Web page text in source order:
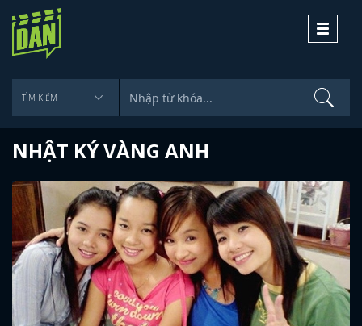
Toggle
NHẬT KÝ VÀNG ANH